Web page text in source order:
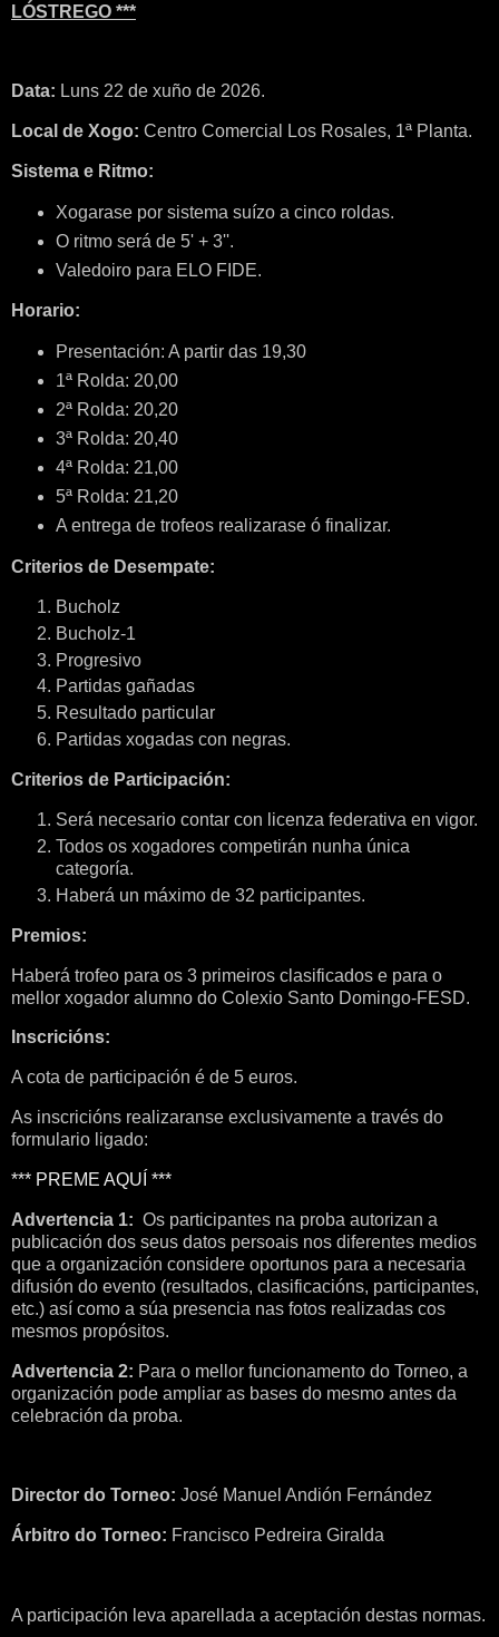
LÓSTREGO ***
Data: Luns 22 de xuño de 2026.
Local de Xogo: Centro Comercial Los Rosales, 1ª Planta.
Sistema e Ritmo:
Xogarase por sistema suízo a cinco roldas.
O ritmo será de 5' + 3''.
Valedoiro para ELO FIDE.
Horario:
Presentación: A partir das 19,30
1ª Rolda: 20,00
2ª Rolda: 20,20
3ª Rolda: 20,40
4ª Rolda: 21,00
5ª Rolda: 21,20
A entrega de trofeos realizarase ó finalizar.
Criterios de Desempate:
Bucholz
Bucholz-1
Progresivo
Partidas gañadas
Resultado particular
Partidas xogadas con negras.
Criterios de Participación:
Será necesario contar con licenza federativa en vigor.
Todos os xogadores competirán nunha única
categoría.
Haberá un máximo de 32 participantes.
Premios:
Haberá trofeo para os 3 primeiros clasificados e para o
mellor xogador alumno do Colexio Santo Domingo-FESD.
Inscricións:
A cota de participación é de 5 euros.
As inscricións realizaranse exclusivamente a través do
formulario ligado:
*** PREME AQUÍ ***
Advertencia 1: Os participantes na proba autorizan a
publicación dos seus datos persoais nos diferentes medios
que a organización considere oportunos para a necesaria
difusión do evento (resultados, clasificacións, participantes,
etc.) así como a súa presencia nas fotos realizadas cos
mesmos propósitos.
Advertencia 2: Para o mellor funcionamento do Torneo, a
organización pode ampliar as bases do mesmo antes da
celebración da proba.
Director do Torneo: José Manuel Andión Fernández
Árbitro do Torneo: Francisco Pedreira Giralda
A participación leva aparellada a aceptación destas normas.